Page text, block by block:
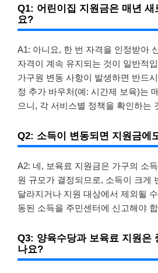
Q1: 어린이집 지원금은 매년 새
요?
A1: 아니요, 한 번 자격을 인정받아
자격이 계속 유지되는 것이 일반적
가구원 변동 사항이 발생하면 반드
정 추가 바우처(예: 시간제 보육)는
으니, 각 서비스별 정책을 확인하는
Q2: 소득이 변동되면 지원금에
A2: 네, 보육료 지원금은 가구의 소
원 규모가 결정되므로, 소득이 크게
달라지거나 지원 대상에서 제외될
동된 소득을 주민센터에 신고해야
Q3: 양육수당과 보육료 지원은
나요?